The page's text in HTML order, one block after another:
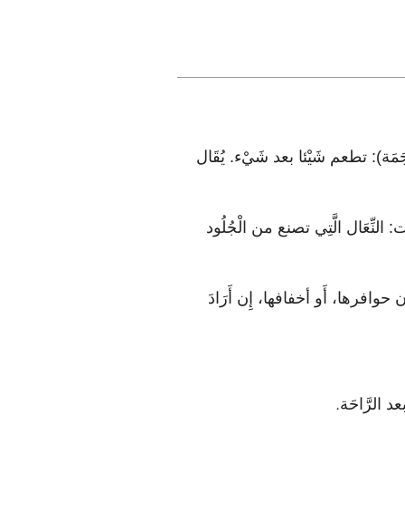
تطعم شَيْئا بعد شَيْء. يُقَال
النِّعَال الَّتِي تصنع من الْجُلُود
أَو أخفافها، إِن أَرَادَ
.